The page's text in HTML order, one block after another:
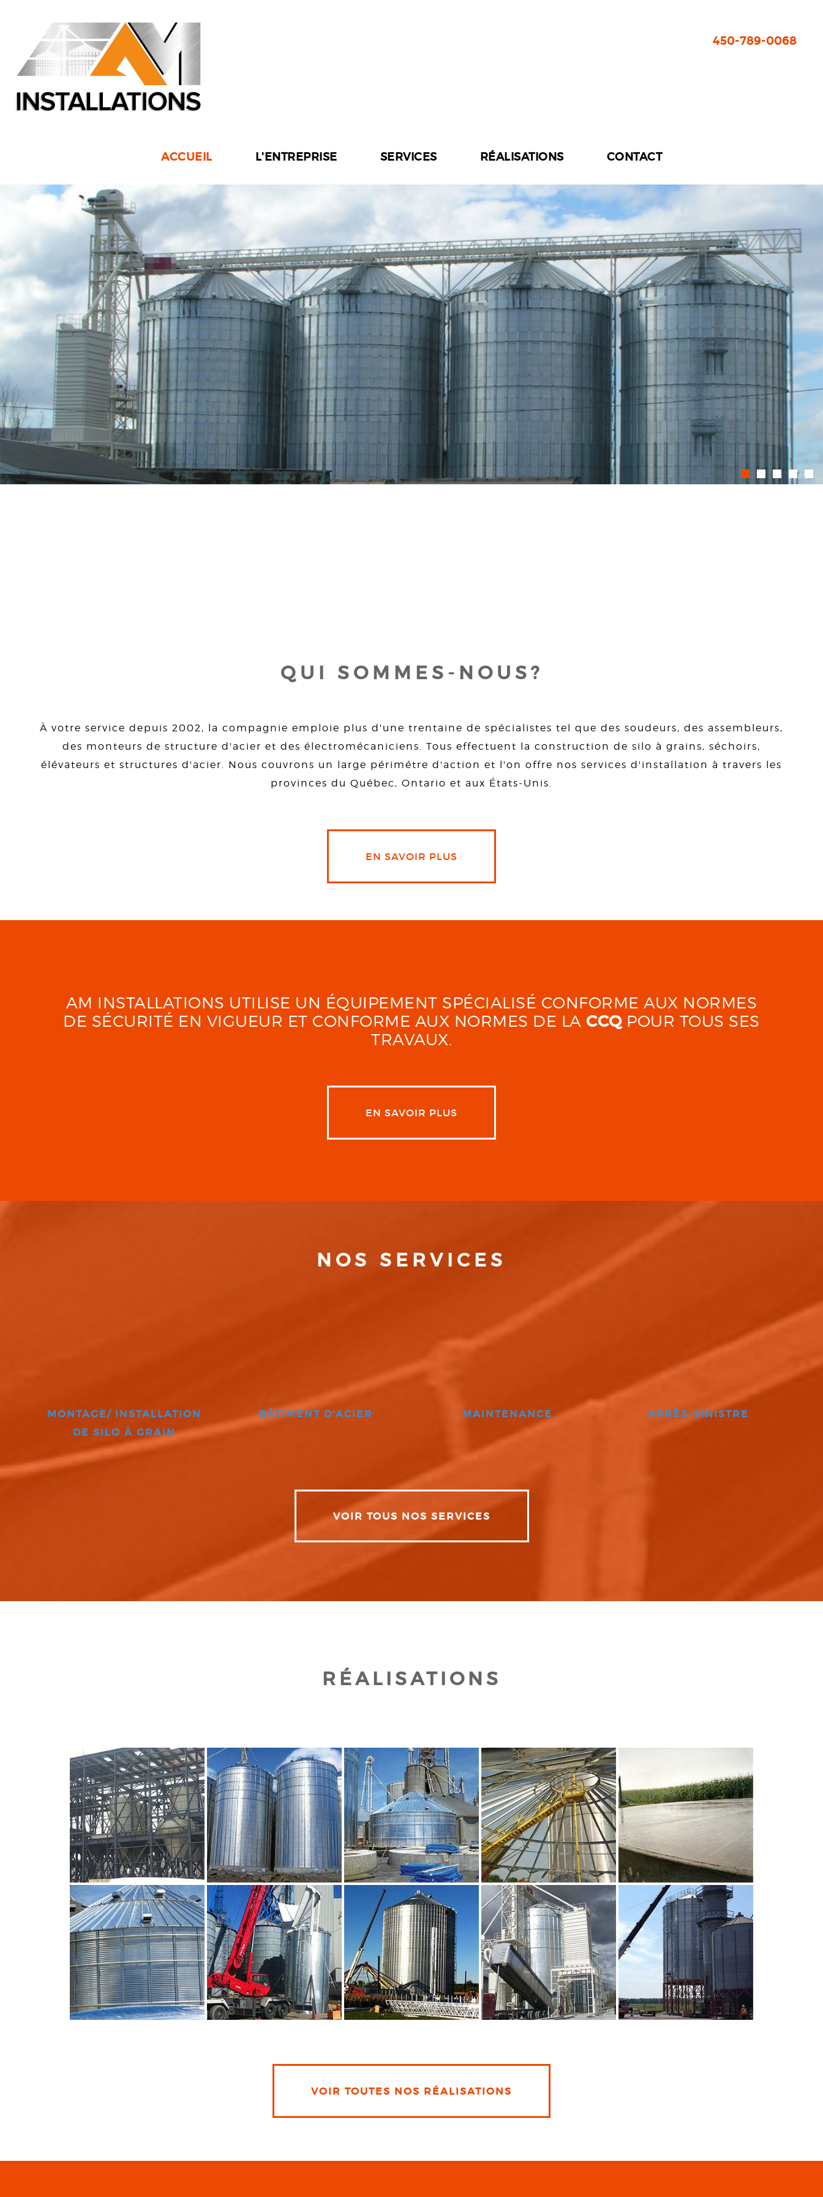
450-789-0068
ACCUEIL L'ENTREPRISE SERVICES RÉALISATIONS CONTACT
QUI SOMMES-NOUS?
À votre service depuis 2002, la compagnie emploie plus d'une trentaine de spécialistes tel que des soudeurs, des assembleurs,
des monteurs de structure d'acier et des électromécaniciens. Tous effectuent la construction de silo à grains, séchoirs,
élévateurs et structures d'acier. Nous couvrons un large périmétre d'action et l'on offre nos services d'installation à travers les
provinces du Québec, Ontario et aux États-Unis.
EN SAVOIR PLUS
AM INSTALLATIONS UTILISE UN ÉQUIPEMENT SPÉCIALISÉ CONFORME AUX NORMES
DE SÉCURITÉ EN VIGUEUR ET CONFORME AUX NORMES DE LA CCQPOUR TOUS SES
TRAVAUX.
EN SAVOIR PLUS
NOS SERVICES
MONTAGE/ INSTALLATION
DE SILO À GRAIN
BÂTIMENT D'ACIER MAINTENANCE APRÈS-SINISTRE
VOIR TOUS NOS SERVICES
RÉALISATIONS
CLIQUEZ POUR AGRANDIR CLIQUEZ POUR AGRANDIR CLIQUEZ POUR AGRANDIR CLIQUEZ POUR AGRANDIR CLIQUEZ POUR AGRANDIR
VOIR TOUTES NOS RÉALISATIONS